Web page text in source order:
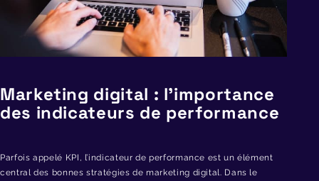
Marketing digital : l’importance
des indicateurs de performance
Parfois appelé KPI, l’indicateur de performance est un élément
central des bonnes stratégies de marketing digital. Dans le